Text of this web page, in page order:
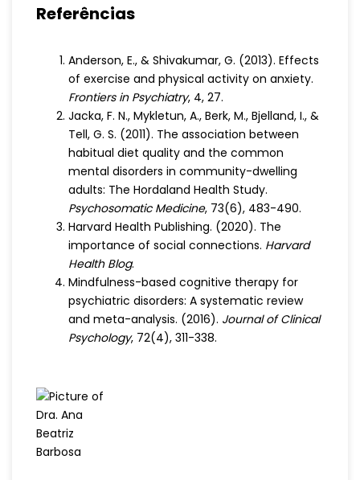
Referências
Anderson, E., & Shivakumar, G. (2013). Effects
of exercise and physical activity on anxiety.
Frontiers in Psychiatry, 4, 27.
Jacka, F. N., Mykletun, A., Berk, M., Bjelland, I., &
Tell, G. S. (2011). The association between
habitual diet quality and the common
mental disorders in community-dwelling
adults: The Hordaland Health Study.
Psychosomatic Medicine, 73(6), 483-490.
Harvard Health Publishing. (2020). The
importance of social connections. Harvard
Health Blog.
Mindfulness-based cognitive therapy for
psychiatric disorders: A systematic review
and meta-analysis. (2016). Journal of Clinical
Psychology, 72(4), 311-338.